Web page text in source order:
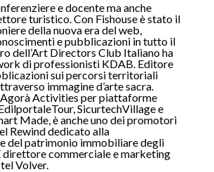
e docente ma anche
turistico. Con Fishouse è stato il
della nuova era del web,
e pubblicazioni in tutto il
dell’Art Directors Club Italiano ha
di professionisti KDAB. Editore
sui percorsi territoriali
immagine d’arte sacra.
Activities per piattaforme
SicurtechVillage e
Made, è anche uno dei promotori
Rewind dedicato alla
del patrimonio immobiliare degli
direttore commerciale e marketing
Volver.